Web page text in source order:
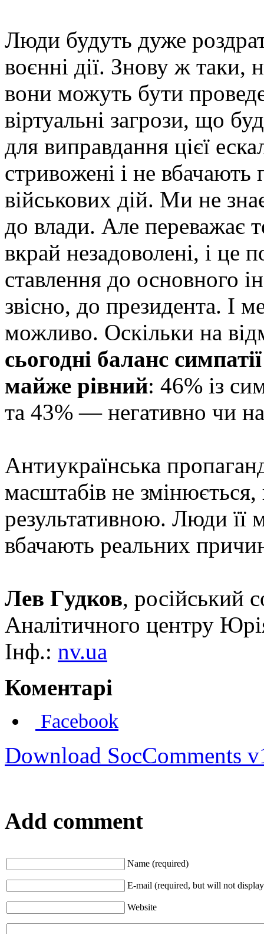
Люди будуть дуже
воєнні дії. Знову ж таки,
вони можуть бути
віртуальні загрози, що
для виправдання цієї
стривожені і не
військових дій. Ми не
до влади. Але переважає
вкрай незадоволені, і це
ставлення до основного
звісно, до президента. І
можливо. Оскільки на
сьогодні баланс
майже рівний: 46% із
та 43% — негативно чи
Антиукраїнська
масштабів не
результативною. Люди
вбачають реальних
Лев Гудков, російський
Аналітичного центру
Інф.: nv.ua
Коментарі
Facebook
Download SocComments
Add comment
Name (required)
E-mail (required, but will not
Website